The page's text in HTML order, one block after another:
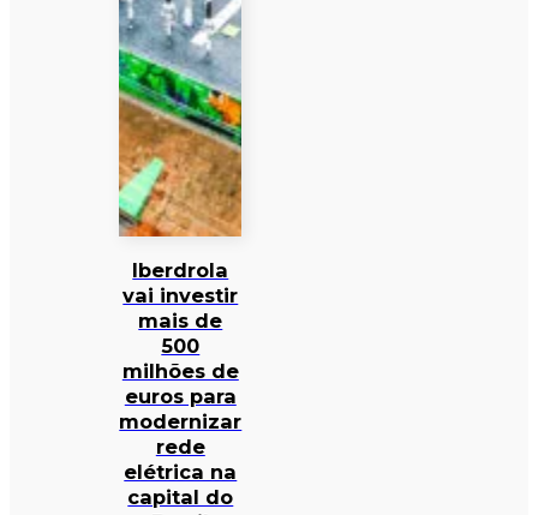
Iberdrola
vai investir
mais de
500
milhões de
euros para
modernizar
rede
elétrica na
capital do